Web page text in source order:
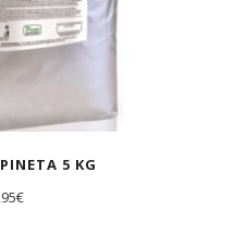
5 KG
€